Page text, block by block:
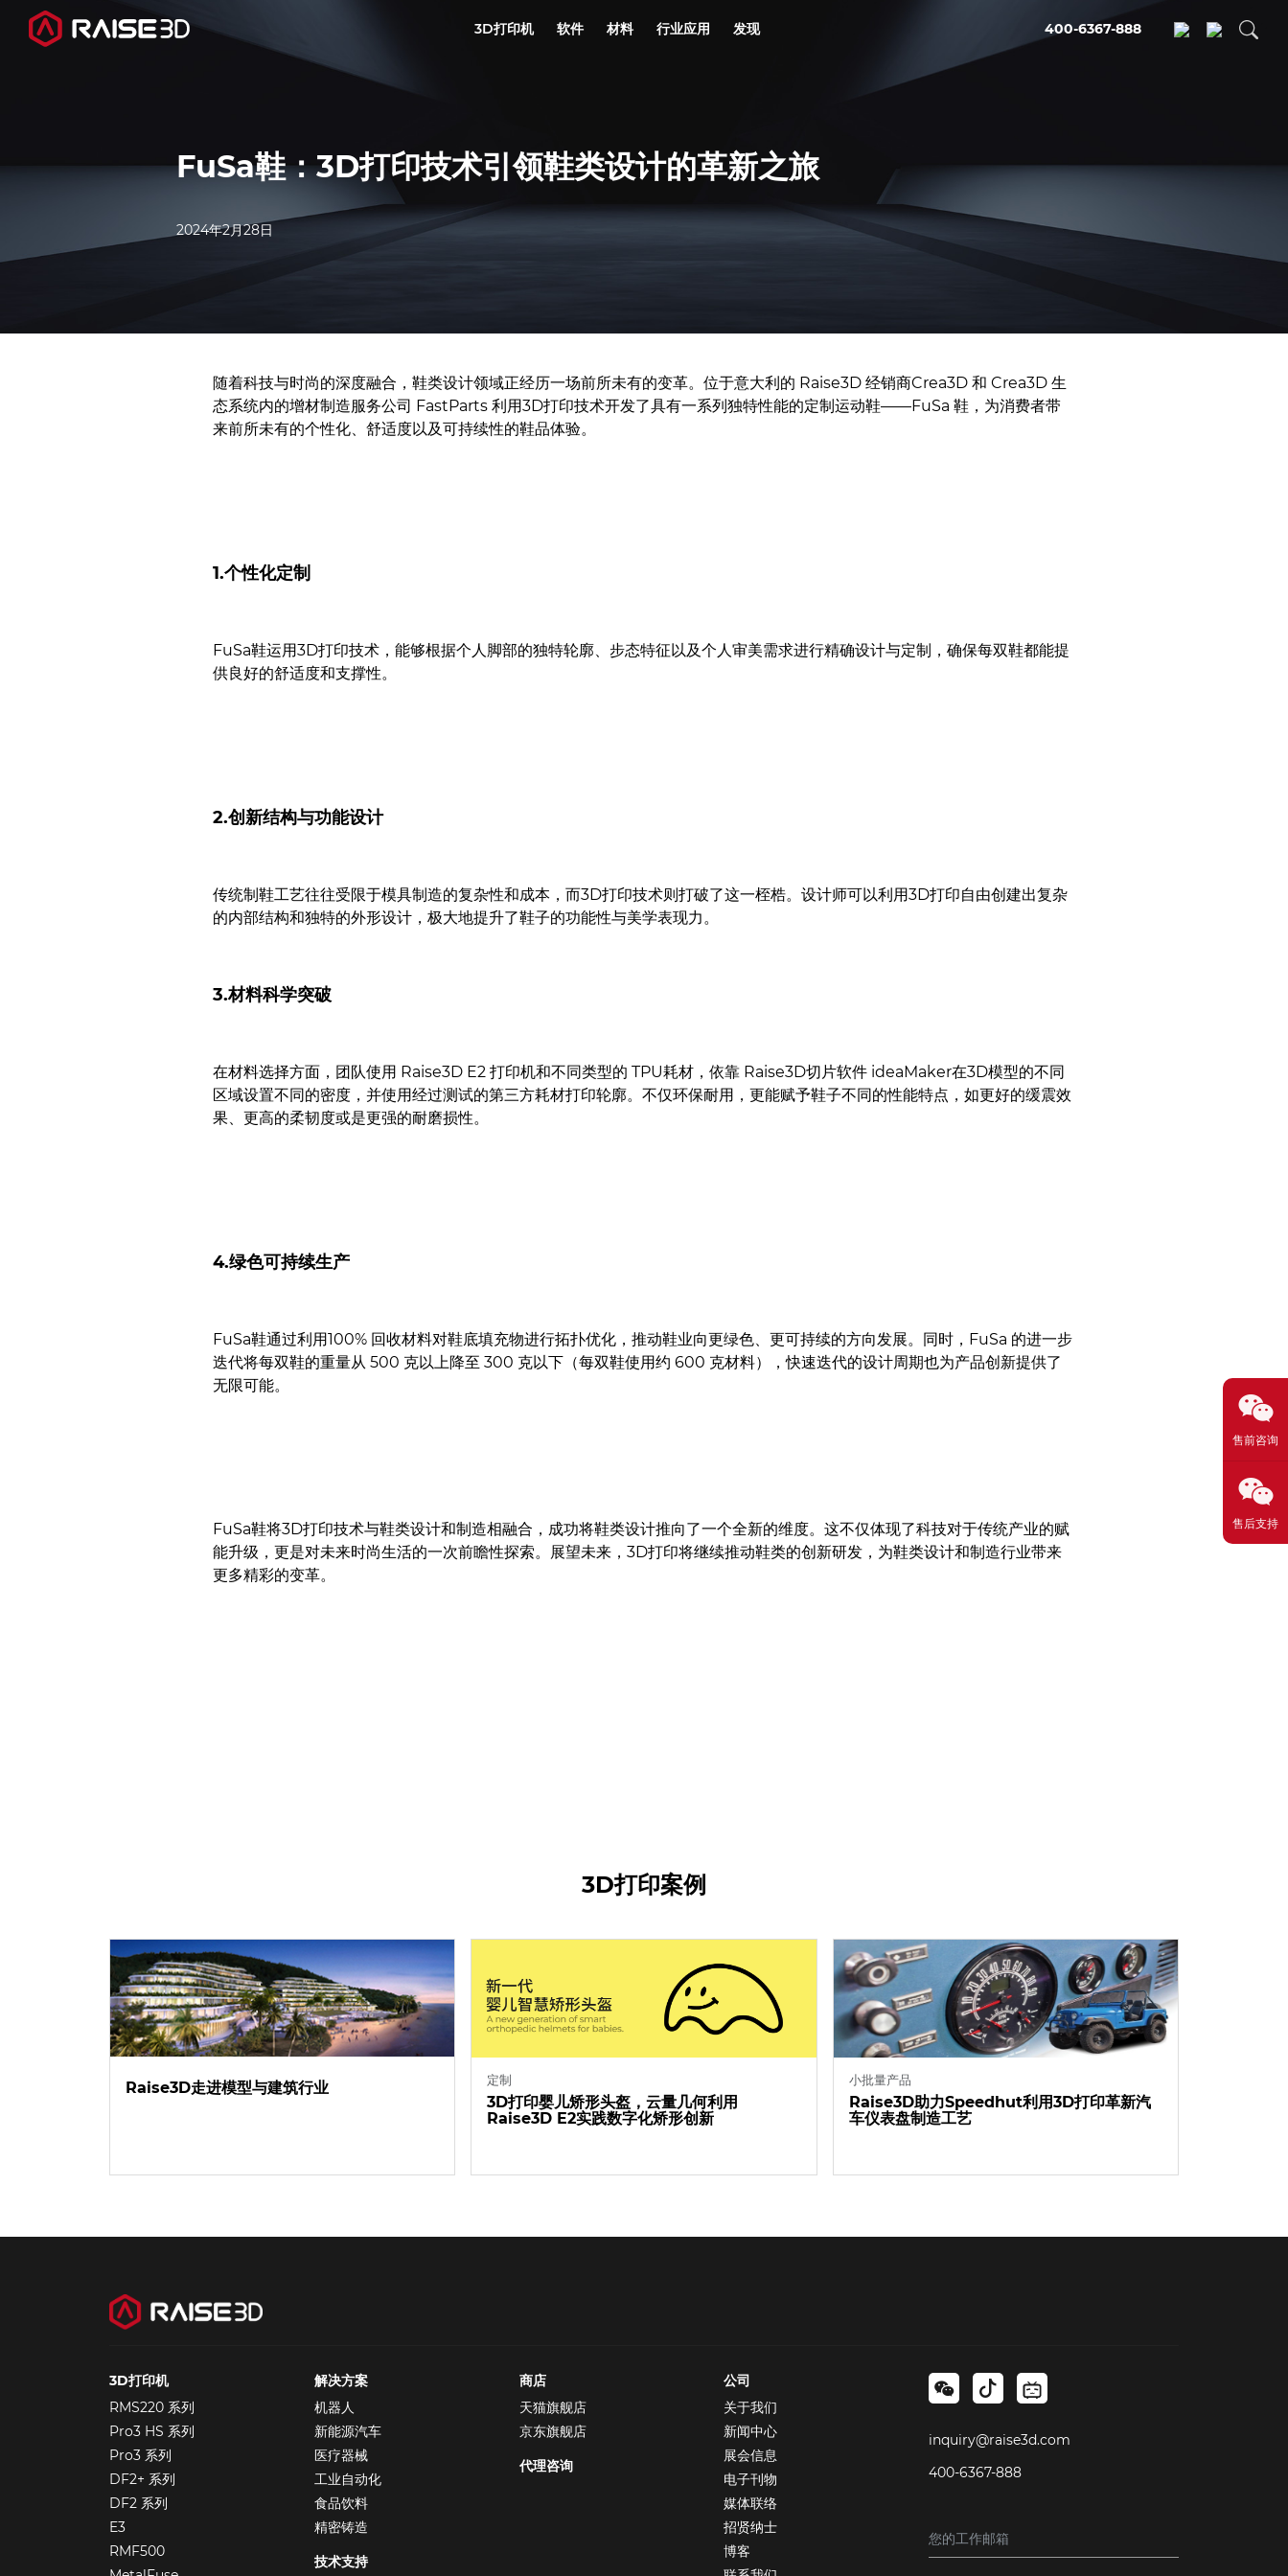
3D打印机 软件 材料 行业应用 发现 400-6367-888
FuSa鞋：3D打印技术引领鞋类设计的革新之旅
2024年2月28日
随着科技与时尚的深度融合，鞋类设计领域正经历一场前所未有的变革。位于意大利的 Raise3D 经销商Crea3D 和 Crea3D 生
态系统内的增材制造服务公司 FastParts 利用3D打印技术开发了具有一系列独特性能的定制运动鞋——FuSa 鞋，为消费者带
来前所未有的个性化、舒适度以及可持续性的鞋品体验。
1.个性化定制
FuSa鞋运用3D打印技术，能够根据个人脚部的独特轮廓、步态特征以及个人审美需求进行精确设计与定制，确保每双鞋都能提
供良好的舒适度和支撑性。
2.创新结构与功能设计
传统制鞋工艺往往受限于模具制造的复杂性和成本，而3D打印技术则打破了这一桎梏。设计师可以利用3D打印自由创建出复杂
的内部结构和独特的外形设计，极大地提升了鞋子的功能性与美学表现力。
3.材料科学突破
在材料选择方面，团队使用 Raise3D E2 打印机和不同类型的 TPU耗材，依靠 Raise3D切片软件 ideaMaker在3D模型的不同
区域设置不同的密度，并使用经过测试的第三方耗材打印轮廓。不仅环保耐用，更能赋予鞋子不同的性能特点，如更好的缓震效
果、更高的柔韧度或是更强的耐磨损性。
4.绿色可持续生产
FuSa鞋通过利用100% 回收材料对鞋底填充物进行拓扑优化，推动鞋业向更绿色、更可持续的方向发展。同时，FuSa 的进一步
迭代将每双鞋的重量从 500 克以上降至 300 克以下（每双鞋使用约 600 克材料），快速迭代的设计周期也为产品创新提供了
无限可能。
FuSa鞋将3D打印技术与鞋类设计和制造相融合，成功将鞋类设计推向了一个全新的维度。这不仅体现了科技对于传统产业的赋
能升级，更是对未来时尚生活的一次前瞻性探索。展望未来，3D打印将继续推动鞋类的创新研发，为鞋类设计和制造行业带来
更多精彩的变革。
3D打印案例
Raise3D走进模型与建筑行业 定制
3D打印婴儿矫形头盔，云量几何利用
Raise3D E2实践数字化矫形创新
小批量产品
Raise3D助力Speedhut利用3D打印革新汽
车仪表盘制造工艺
3D打印机
RMS220 系列
Pro3 HS 系列
Pro3 系列
DF2+ 系列
DF2 系列
E3
RMF500
解决方案
机器人
新能源汽车
医疗器械
工业自动化
食品饮料
精密铸造
技术支持
商店
天猫旗舰店
京东旗舰店
代理咨询
公司
关于我们
新闻中心
展会信息
电子刊物
媒体联络
招贤纳士
博客
inquiry@raise3d.com
400-6367-888
售前咨询
售后支持